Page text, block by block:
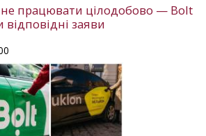
працювати цілодобово — Bolt
заяви